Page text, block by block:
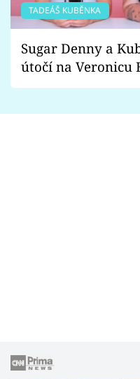
TADEÁŠ KUBĚNKA
Sugar Denny a
útočí na Veronicu
Proč je podle nich